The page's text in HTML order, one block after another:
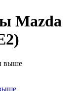
Mazda
выше